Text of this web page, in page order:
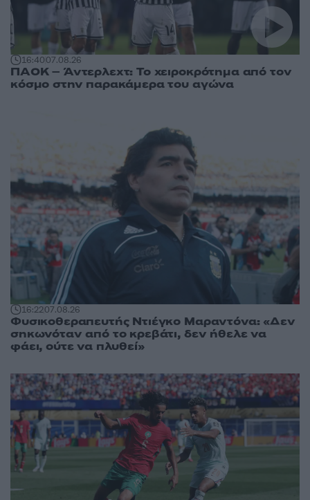
16:4007.08.26
ΠΑΟΚ – Άντερλεχτ: Το χειροκρότημα από τον
κόσμο στην παρακάμερα του αγώνα
16:2207.08.26
Φυσικοθεραπευτής Ντιέγκο Μαραντόνα: «Δεν
σηκωνόταν από το κρεβάτι, δεν ήθελε να
φάει, ούτε να πλυθεί»